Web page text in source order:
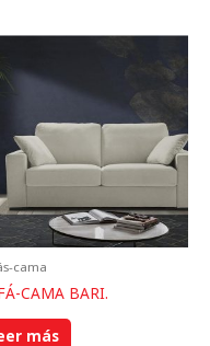
cama
CAMA BARI.
más